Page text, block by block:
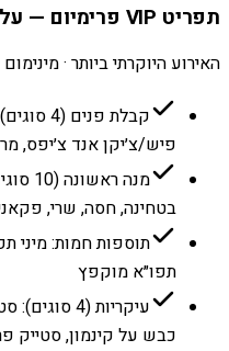
תפריט VIP פרימיום — על האש בשרים מובחרים
האירוע היוקרתי ביותר · מינימום 100 מנות
קבלת
פיש/צ׳יקן אנד צ׳יפס,
מנה
בטחינה, חסה, שרי,
תוספות חמות: מיני
תפו״א מוקפץ
עיקריות (4
כבש על קינמון, סטייק